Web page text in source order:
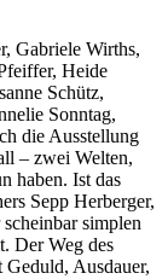
Gabriele Wirths,
Heide
Schütz,
Sonntag,
die Ausstellung
– zwei Welten,
haben. Ist das
Sepp Herberger,
simplen
Der Weg des
Ausdauer,